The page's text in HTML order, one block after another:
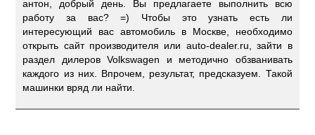
антон, добрый день. Вы предлагаете выполнить всю
работу за вас? =) Чтобы это узнать есть ли
интересующий вас автомобиль в Москве, необходимо
открыть сайт производителя или auto-dealer.ru, зайти в
раздел дилеров Volkswagen и методично обзванивать
каждого из них. Впрочем, результат, предсказуем. Такой
машинки вряд ли найти.